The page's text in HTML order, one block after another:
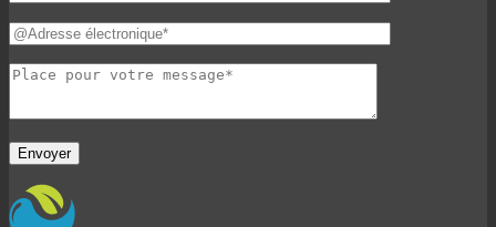
Le monde d'ecoturbino®
2026 ecoturbino® | Ing. Werner Krenek | AUTRICHE |
18180000